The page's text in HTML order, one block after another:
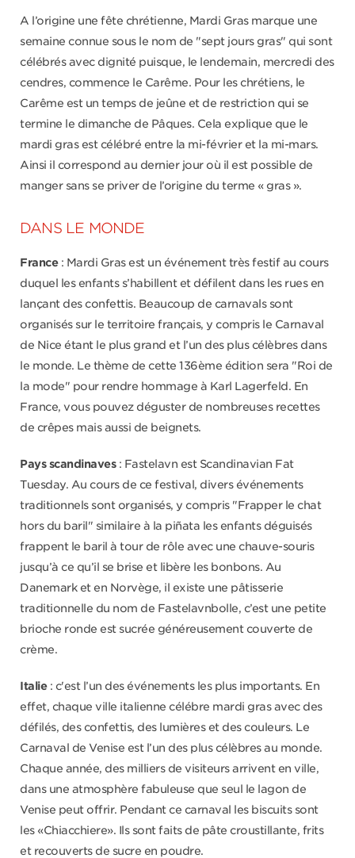
A l’origine une fête chrétienne, Mardi Gras marque une
semaine connue sous le nom de "sept jours gras" qui sont
célébrés avec dignité puisque, le lendemain, mercredi des
cendres, commence le Carême. Pour les chrétiens, le
Carême est un temps de jeûne et de restriction qui se
termine le dimanche de Pâques. Cela explique que le
mardi gras est célébré entre la mi-février et la mi-mars.
Ainsi il correspond au dernier jour où il est possible de
manger sans se priver de l’origine du terme « gras ».
DANS LE MONDE
France : Mardi Gras est un événement très festif au cours
duquel les enfants s’habillent et défilent dans les rues en
lançant des confettis. Beaucoup de carnavals sont
organisés sur le territoire français, y compris le Carnaval
de Nice étant le plus grand et l’un des plus célèbres dans
le monde. Le thème de cette 136ème édition sera "Roi de
la mode" pour rendre hommage à Karl Lagerfeld. En
France, vous pouvez déguster de nombreuses recettes
de crêpes mais aussi de beignets.
Pays scandinaves: Fastelavn est Scandinavian Fat
Tuesday. Au cours de ce festival, divers événements
traditionnels sont organisés, y compris "Frapper le chat
hors du baril" similaire à la piñata les enfants déguisés
frappent le baril à tour de rôle avec une chauve-souris
jusqu’à ce qu’il se brise et libère les bonbons. Au
Danemark et en Norvège, il existe une pâtisserie
traditionnelle du nom de Fastelavnbolle, c’est une petite
brioche ronde est sucrée généreusement couverte de
crème.
Italie : c'est l’un des événements les plus importants. En
effet, chaque ville italienne célébre mardi gras avec des
défilés, des confettis, des lumières et des couleurs. Le
Carnaval de Venise est l’un des plus célèbres au monde.
Chaque année, des milliers de visiteurs arrivent en ville,
dans une atmosphère fabuleuse que seul le lagon de
Venise peut offrir. Pendant ce carnaval les biscuits sont
les «Chiacchiere». Ils sont faits de pâte croustillante, frits
et recouverts de sucre en poudre.